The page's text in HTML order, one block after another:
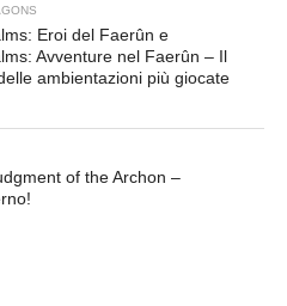
Eroi del Faerûn e
Avventure nel Faerûn – Il
ambientazioni più giocate
of the Archon –